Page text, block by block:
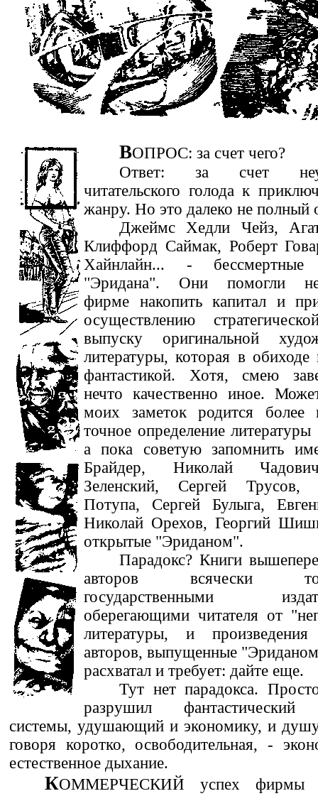
ВОПРОС: за счет чего?
Ответ: за счет
читательского голода к
жанру. Но это далеко не полный
Джеймс Хедли Чейз,
Клиффорд Саймак, Роберт
Хайнлайн... - бессмертные
"Эридана". Они помогли
фирме накопить капитал и
осуществлению
выпуску оригинальной
литературы, которая в обиходе
фантастикой. Хотя, смею
нечто качественно иное.
моих заметок родится более
точное определение
а пока советую запомнить
Брайдер, Николай
Зеленский, Сергей Трусов,
Потупа, Сергей Булыга,
Николай Орехов, Георгий
открытые "Эриданом".
Парадокс? Книги
авторов всячески
государственными
оберегающими читателя от
литературы, и
авторов, выпущенные
расхватал и требует: дайте еще.
Тут нет парадокса.
разрушил фантастический
системы, удушающий и экономику, и
говоря коротко, освободительная, -
естественное дыхание.
КОММЕРЧЕСКИЙ успех фирмы